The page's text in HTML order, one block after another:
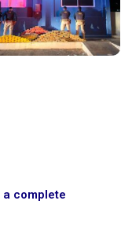
complete